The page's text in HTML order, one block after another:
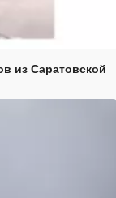
из Саратовской